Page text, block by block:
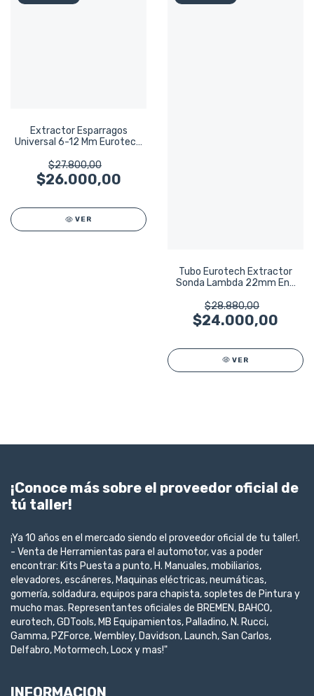
Extractor Esparragos
Universal 6-12 Mm Eurotech
$27.800,00
$26.000,00
VER
Tubo Eurotech Extractor
Sonda Lambda 22mm Enc
$28.880,00
$24.000,00
VER
¡Conoce más sobre el proveedor oficial de
tú taller!
¡Ya 10 años en el mercado siendo el proveedor oficial de tu taller!.
- Venta de Herramientas para el automotor, vas a poder
encontrar: Kits Puesta a punto, H. Manuales, mobiliarios,
elevadores, escáneres, Maquinas eléctricas, neumáticas,
gomería, soldadura, equipos para chapista, sopletes de Pintura y
mucho mas. Representantes oficiales de BREMEN, BAHCO,
eurotech, GDTools, MB Equipamientos, Palladino, N. Rucci,
Gamma, PZForce, Wembley, Davidson, Launch, San Carlos,
Delfabro, Motormech, Locx y mas!"
INFORMACION